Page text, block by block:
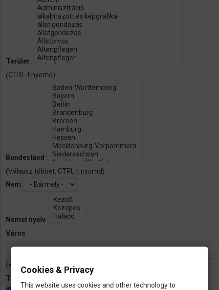
Terület
(CTRL-t nyomd)
Bundesland
(Válassz többet, CTRL-t nyomd)
Nem
Német nyelv
Város
(vesszövel válaszd el)
Tapasztalat
Cookies & Privacy
This website uses cookies and other technology to